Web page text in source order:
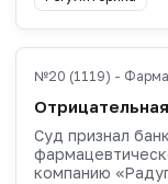
№20 (1119) -
Суд признал
компанию